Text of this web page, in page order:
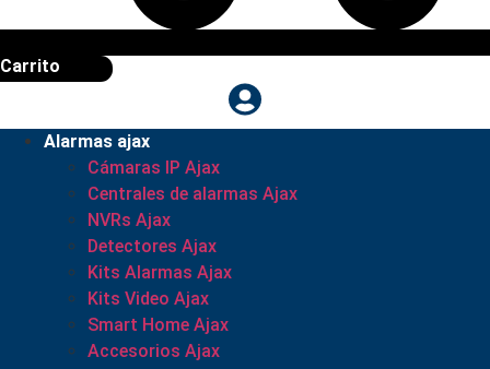
Carrito
Alarmas ajax
Cámaras IP Ajax
Centrales de alarmas Ajax
NVRs Ajax
Detectores Ajax
Kits Alarmas Ajax
Kits Video Ajax
Smart Home Ajax
Accesorios Ajax